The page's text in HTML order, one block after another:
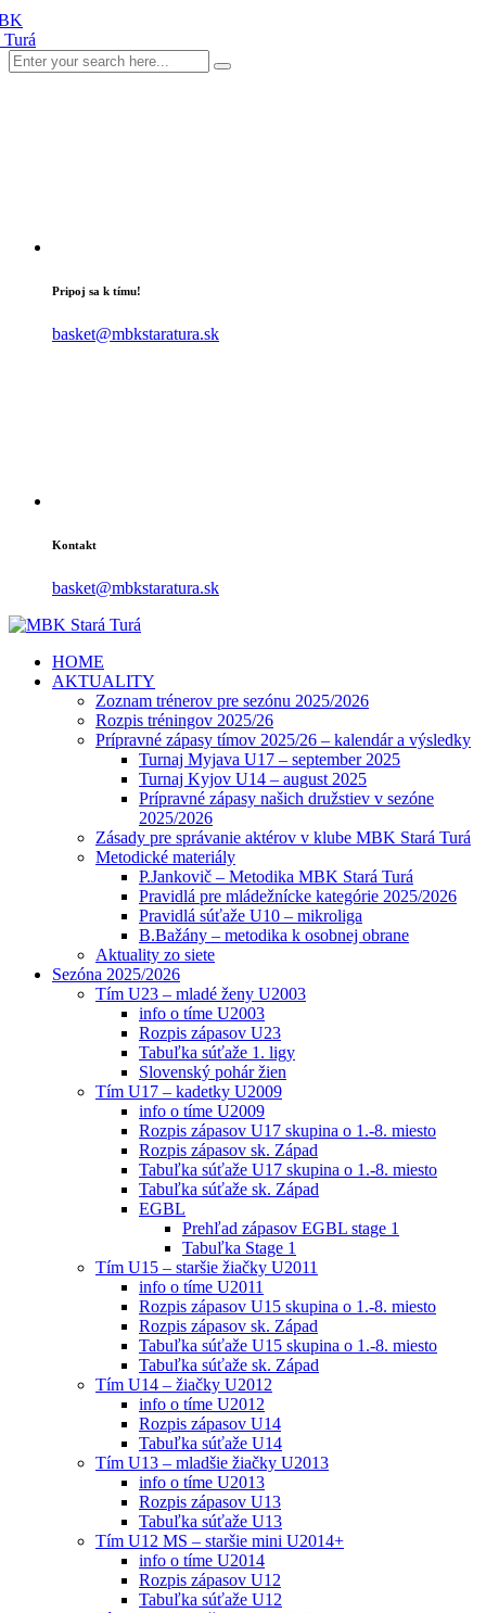
Pripoj sa k tímu!
basket@mbkstaratura.sk
Kontakt
basket@mbkstaratura.sk
HOME
AKTUALITY
Zoznam trénerov pre sezónu 2025/2026
Rozpis tréningov 2025/26
Prípravné zápasy tímov 2025/26 – kalendár a výsledky
Turnaj Myjava U17 – september 2025
Turnaj Kyjov U14 – august 2025
Prípravné zápasy našich družstiev v sezóne
2025/2026
Zásady pre správanie aktérov v klube MBK Stará Turá
Metodické materiály
P.Jankovič – Metodika MBK Stará Turá
Pravidlá pre mládežnícke kategórie 2025/2026
Pravidlá súťaže U10 – mikroliga
B.Bažány – metodika k osobnej obrane
Aktuality zo siete
Sezóna 2025/2026
Tím U23 – mladé ženy U2003
info o tíme U2003
Rozpis zápasov U23
Tabuľka súťaže 1. ligy
Slovenský pohár žien
Tím U17 – kadetky U2009
info o tíme U2009
Rozpis zápasov U17 skupina o 1.-8. miesto
Rozpis zápasov sk. Západ
Tabuľka súťaže U17 skupina o 1.-8. miesto
Tabuľka súťaže sk. Západ
EGBL
Prehľad zápasov EGBL stage 1
Tabuľka Stage 1
Tím U15 – staršie žiačky U2011
info o tíme U2011
Rozpis zápasov U15 skupina o 1.-8. miesto
Rozpis zápasov sk. Západ
Tabuľka súťaže U15 skupina o 1.-8. miesto
Tabuľka súťaže sk. Západ
Tím U14 – žiačky U2012
info o tíme U2012
Rozpis zápasov U14
Tabuľka súťaže U14
Tím U13 – mladšie žiačky U2013
info o tíme U2013
Rozpis zápasov U13
Tabuľka súťaže U13
Tím U12 MS – staršie mini U2014+
info o tíme U2014
Rozpis zápasov U12
Tabuľka súťaže U12